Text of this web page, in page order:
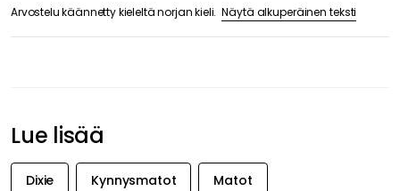
Arvostelu käännetty kieleltä norjan kieli. Näytä alkuperäinen teksti
Lue lisää
Dixie Kynnysmatot Matot